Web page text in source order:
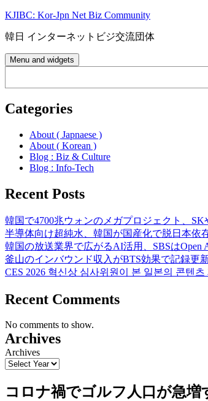
Skip
content
KJIBC: Kor-Jpn Net Biz Community
韓日 インターネットビジ交流団体
Menu and widgets
Categories
About ( Japnaese )
About ( Korean )
Blog : Biz & Culture
Blog : Info-Tech
Recent Posts
韓国で4700兆ウォンのメガプロジェクト、
半導体向け超純水、韓国が国産化で脱日本
韓国の放送業界で広がるAI活用、SBSはOpen
釜山のインバウンド収入がBTS効果で記録更
CES 2026 혁신상 심사위원이 본 일본의 콘텐
Recent Comments
No comments to show.
Archives
Archives
コロナ禍でゴルフ人口が急増